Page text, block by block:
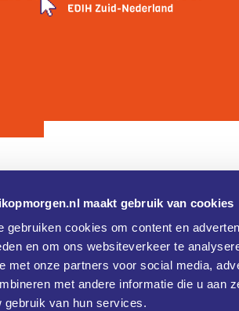
maakt gebruik van cookies
gebruiken cookies om content en
en om ons websiteverkeer te
met onze partners voor social media,
met andere informatie die u aan
gebruik van hun services.
Over
Cookie verklaring
Privacy verklaring